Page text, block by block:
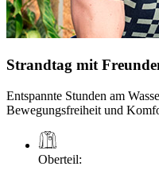
Strandtag mit
Entspannte Stunden am
Bewegungsfreiheit und
Oberteil: